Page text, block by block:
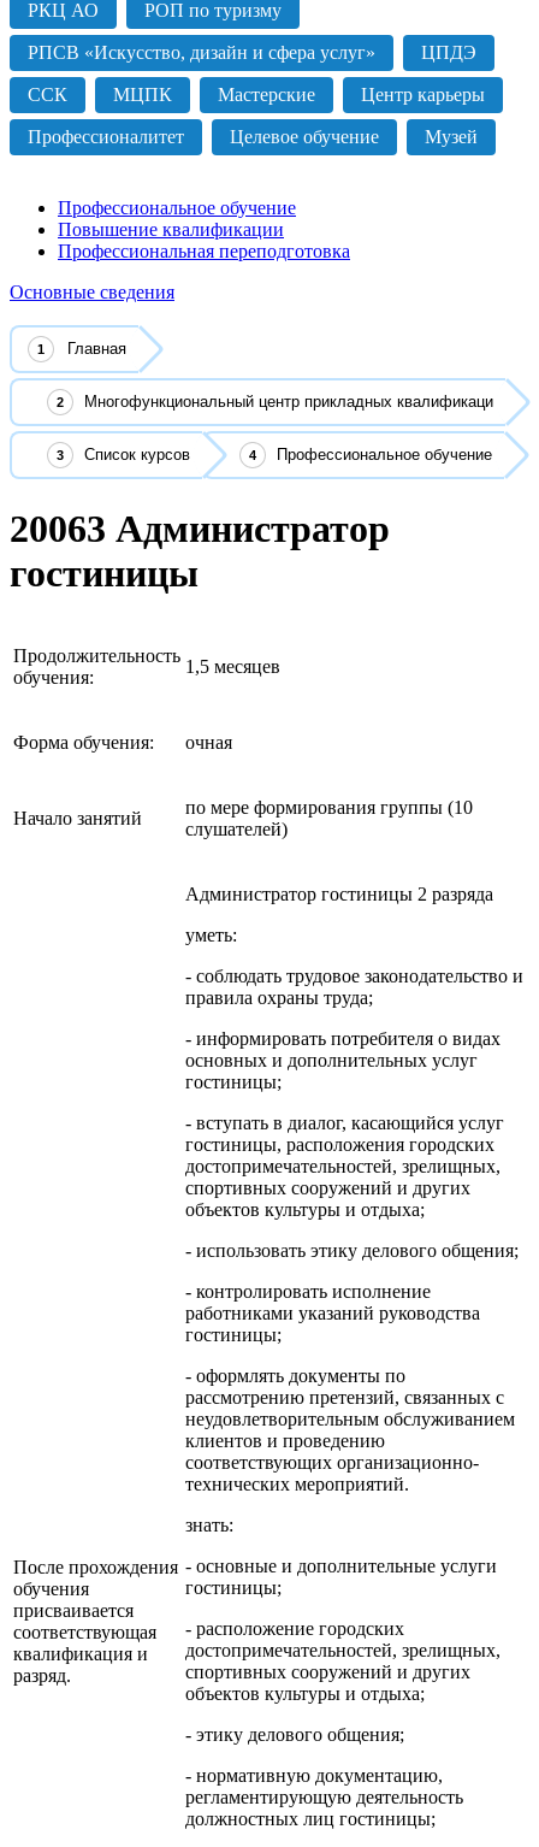
РКЦ АО РОП по туризму
РПСВ «Искусство, дизайн и сфера услуг» ЦПДЭ
ССК МЦПК Мастерские Центр карьеры
Профессионалитет Целевое обучение Музей
Профессиональное обучение
Повышение квалификации
Профессиональная переподготовка
Основные сведения
Главная
Многофункциональный центр прикладных квалификаци
Список курсов Профессиональное обучение
20063 Администратор
гостиницы
Продолжительность
обучения:
1,5 месяцев
Форма обучения: очная
Начало занятий
по мере формирования группы (10
слушателей)
После прохождения
обучения
присваивается
соответствующая
квалификация и
разряд.
Администратор гостиницы 2 разряда
уметь:
- соблюдать трудовое законодательство и
правила охраны труда;
- информировать потребителя о видах
основных и дополнительных услуг
гостиницы;
- вступать в диалог, касающийся услуг
гостиницы, расположения городских
достопримечательностей, зрелищных,
спортивных сооружений и других
объектов культуры и отдыха;
- использовать этику делового общения;
- контролировать исполнение
работниками указаний руководства
гостиницы;
- оформлять документы по
рассмотрению претензий, связанных с
неудовлетворительным обслуживанием
клиентов и проведению
соответствующих организационно-
технических мероприятий.
знать:
- основные и дополнительные услуги
гостиницы;
- расположение городских
достопримечательностей, зрелищных,
спортивных сооружений и других
объектов культуры и отдыха;
- этику делового общения;
- нормативную документацию,
регламентирующую деятельность
должностных лиц гостиницы;